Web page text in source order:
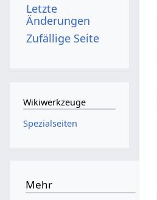
Letzte
Änderungen
Zufällige Seite
Wikiwerkzeuge
Spezialseiten
Mehr